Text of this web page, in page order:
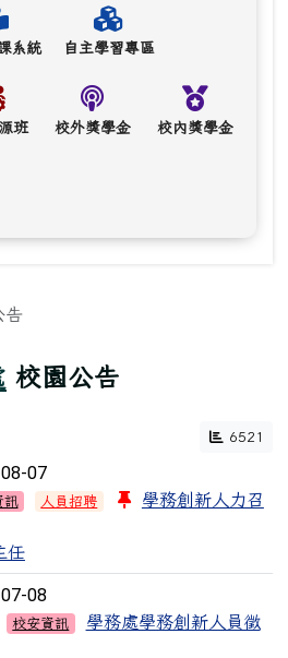
系統 自主學習專區
班 校外獎學金 校內獎學金
告
校園公告
6521
07
訊 人員招聘
學務創新人力召
任
08
校安資訊
學務處學務創新人員徵